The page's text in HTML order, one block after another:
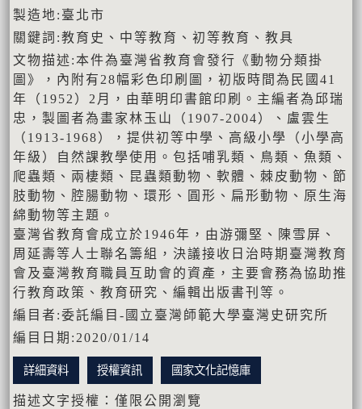
製造地:臺北市
關鍵詞:教育史、中等教育、初等教育、教具
文物描述:本件為臺灣省教育會發行《動物分類掛
圖》，內附有28幅彩色印刷圖，初版時間為民國41
年（1952）2月，由華明印書館印刷。主編者為邱瑞
忠，製圖者為畫家林玉山（1907-2004）、盧雲生
（1913-1968），提供初等中學、高級小學（小學高
年級）自然課教學使用。包括哺乳類、鳥類、魚類、
爬蟲類、兩棲類、昆蟲類動物、軟體、棘皮動物、節
肢動物、腔腸動物、環形、圓形、扁形動物、原生海
綿動物等主題。
臺灣省教育會成立於1946年，由游彌堅、陳雪屏、
周延壽等人士聯名籌組，決議接收日治時期臺灣教育
會及臺灣教育職員互助會的資產，主要會務為協助推
行教育政策、教育研究、編輯出版書刊等。
編目者:委託編目-國立臺灣師範大學臺灣史研究所
編目日期:2020/01/14
詳細資料 授權資訊 國家文化記憶庫
描述文字授權：僅限公開瀏覽